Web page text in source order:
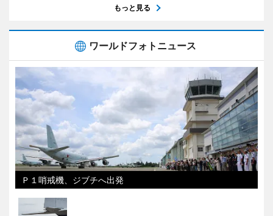
もっと見る
ワールドフォトニュース
Ｐ１哨戒機、ジブチへ出発